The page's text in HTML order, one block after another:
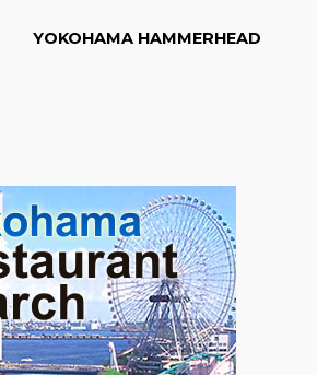
YOKOHAMA HAMMERHEAD